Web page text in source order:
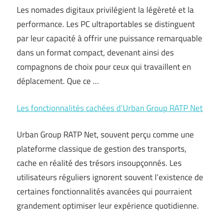
Les nomades digitaux privilégient la légèreté et la
performance. Les PC ultraportables se distinguent
par leur capacité à offrir une puissance remarquable
dans un format compact, devenant ainsi des
compagnons de choix pour ceux qui travaillent en
déplacement. Que ce …
Les fonctionnalités cachées d’Urban Group RATP Net
Urban Group RATP Net, souvent perçu comme une
plateforme classique de gestion des transports,
cache en réalité des trésors insoupçonnés. Les
utilisateurs réguliers ignorent souvent l’existence de
certaines fonctionnalités avancées qui pourraient
grandement optimiser leur expérience quotidienne.